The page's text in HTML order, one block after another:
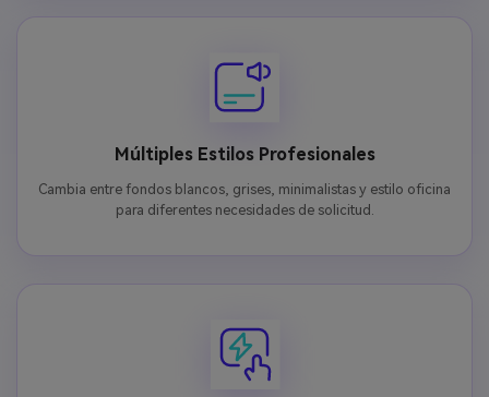
Múltiples Estilos Profesionales
Cambia entre fondos blancos, grises, minimalistas y estilo oficina
para diferentes necesidades de solicitud.